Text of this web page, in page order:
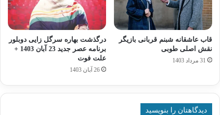
قاب عاشقانه شبنم قربانی بازیگر
نقش اصلی طوبی
31 مرداد 1403
درگذشت بهاره سرگل زایی دوبلور
برنامه عصر جدید 23 آبان 1403 +
علت فوت
26 آبان 1403
دیدگاهتان را بنویسید